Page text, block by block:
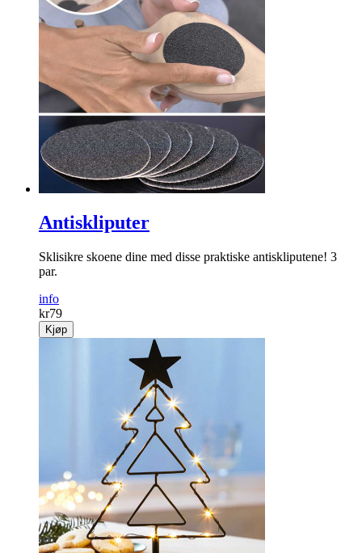
Antiskliputer
Sklisikre skoene dine med disse praktiske antiskliputene! 3
par.
info
kr79
Kjøp